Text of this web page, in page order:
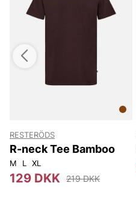
RESTERÖDS
R-neck Tee Bamboo
M L XL
129 DKK 219 DKK